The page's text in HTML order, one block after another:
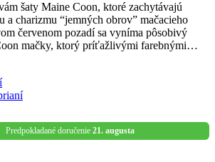
šaty Maine Coon, ktoré zachytávajú
a charizmu “jemných obrov” mačacieho
červenom pozadí sa vyníma pôsobivý
mačky, ktorý príťažlivými farebnými…
Predpokladané doručenie 21. augusta